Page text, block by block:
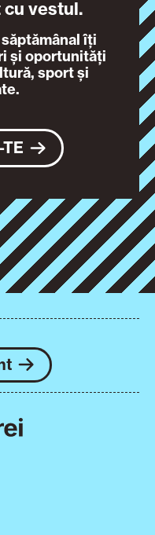
cu vestul.
îți
și oportunități
sport și